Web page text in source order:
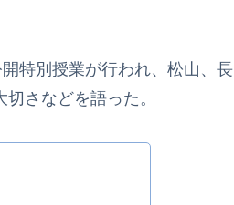
特別授業が行われ、松山、長
さなどを語った。